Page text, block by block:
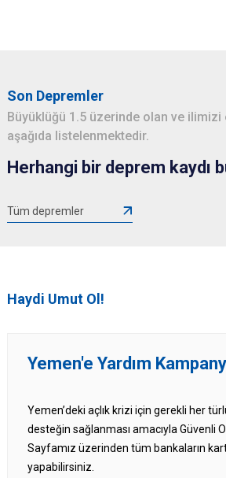
Son Depremler
Büyüklüğü 1.5 üzerinde olan ve
aşağıda listelenmektedir.
Herhangi bir deprem kaydı
Tüm depremler
Haydi Umut Ol!
Yemen'e Yardım
Yemen’deki açlık krizi için gerekli her
desteğin sağlanması amacıyla Güvenli
Sayfamız üzerinden tüm bankaların
yapabilirsiniz.